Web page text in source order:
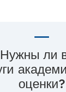
Нужны ли
оценки?